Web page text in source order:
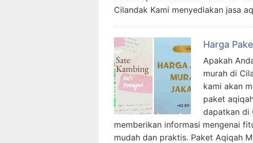
Cilandak Kami menyediakan jasa
Harga
Apakah
murah di
kami akan
paket
dapatkan di
memberikan informasi mengenai
mudah dan praktis. Paket Aqiqah